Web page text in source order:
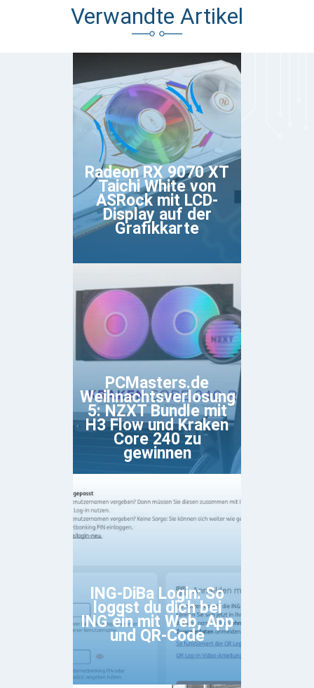
Verwandte Artikel
Radeon RX 9070 XT
Taichi White von
ASRock mit LCD-
Display auf der
Grafikkarte
PCMasters.de
Weihnachtsverlosung
5: NZXT Bundle mit
H3 Flow und Kraken
Core 240 zu
gewinnen
ING-DiBa Login: So
loggst du dich bei
ING ein mit Web, App
und QR-Code